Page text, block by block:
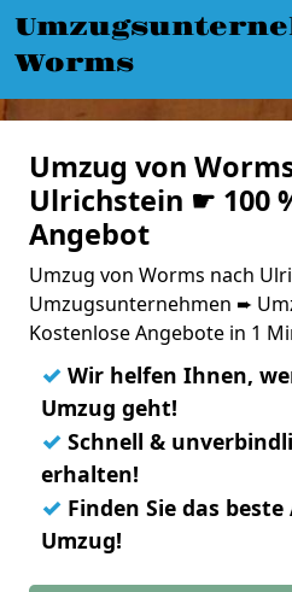
Worms
Umzug von
Ulrichstein ☛ 100
Angebot
Umzug von Worms nach
Umzugsunternehmen ➨
Kostenlose Angebote in 1
✓ Wir helfen Ihnen,
Umzug geht!
✓ Schnell &
erhalten!
✓ Finden Sie das
Umzug!